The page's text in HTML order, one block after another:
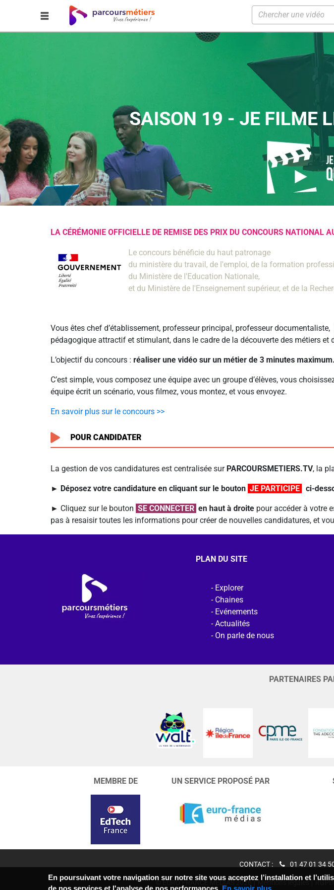
SAISON 19 - JE FILME
LA CÉRÉMONIE OFFICIELLE DE REMISE DES PRIX DU CONCOURS NATIONAL
Le concours bénéficie du haut patronage
du ministère du travail, de l'emploi, de la formation
du Ministère de l'Education Nationale,
et du Ministère de l'Enseignement supérieur, et de la
Vous êtes chef d’établissement, professeur principal, professeur
pédagogique attractif et stimulant, dans le cadre de la découverte des métiers et
L’objectif du concours : réaliser une vidéo sur un métier de 3 minutes maximum.
C’est simple, vous composez une équipe avec un groupe d’élèves, vous
équipe écrit un scénario, vous filmez, vous montez, et vous envoyez.
En savoir plus sur le concours >>
POUR CANDIDATER
La gestion de vos candidatures est centralisée sur PARCOURSMETIERS.TV, la
► Déposez votre candidature en cliquant sur le bouton JE PARTICIPE ci-
► Cliquez sur le bouton SE CONNECTER en haut à droite pour accéder à votre
pas à resaisir toutes les informations pour créer de nouvelles candidatures, et
PLAN DU SITE
Explorer
Chaines
Evénements
Actualités
On parle de nous
PARTENAIRES
MEMBRE DE UN SERVICE PROPOSÉ PAR
CONTACT : 01 47 01 34
© EURO FRANCE MÉDIAS 2026 Mentions légales RGPD
En poursuivant votre navigation sur notre site vous acceptez l’installation et
de nos services et l'analyse de nos performances. En savoir plus